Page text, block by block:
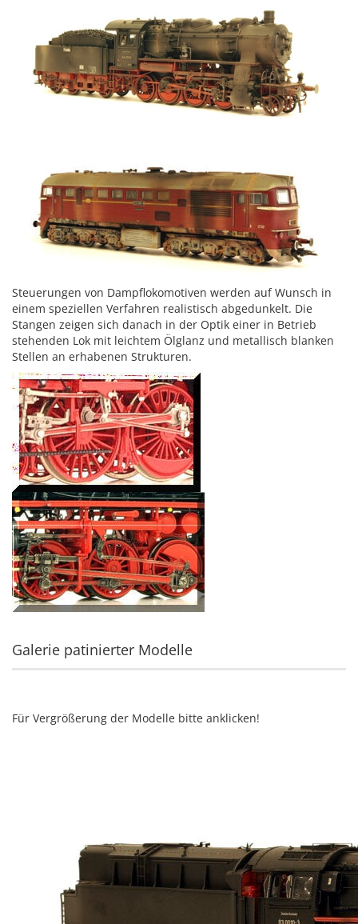
Steuerungen von Dampflokomotiven werden auf Wunsch in
einem speziellen Verfahren realistisch abgedunkelt. Die
Stangen zeigen sich danach in der Optik einer in Betrieb
stehenden Lok mit leichtem Ölglanz und metallisch blanken
Stellen an erhabenen Strukturen.
Galerie patinierter Modelle
Für Vergrößerung der Modelle bitte anklicken!